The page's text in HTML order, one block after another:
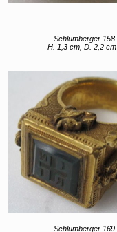
Schlumberger.158
H. 1,3 cm, D. 2,2 cm
Schlumberger.169